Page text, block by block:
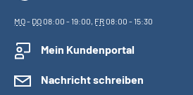
Inhalte in Gebärdensprache (DGS)
Leichte Sprache
MO- DO08:00 - 19:00, FR08:00 - 15:30
Mein Kundenportal
Nachricht schreiben